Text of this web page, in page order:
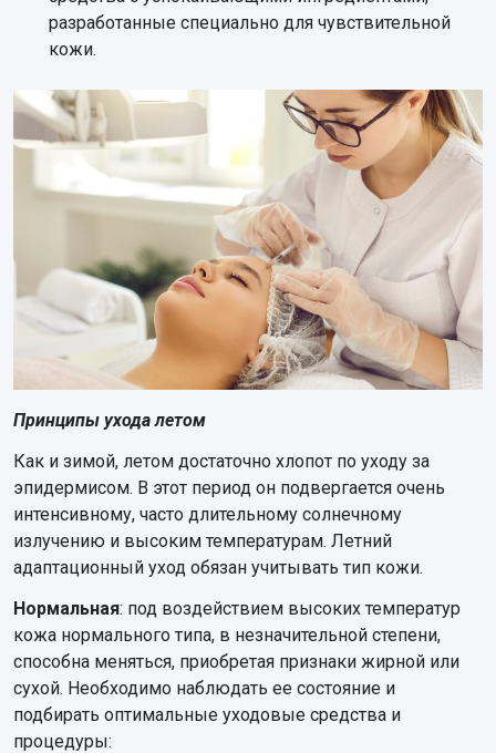
разработанные специально для чувствительной
кожи.
Принципы ухода летом
Как и зимой, летом достаточно хлопот по уходу за
эпидермисом. В этот период он подвергается очень
интенсивному, часто длительному солнечному
излучению и высоким температурам. Летний
адаптационный уход обязан учитывать тип кожи.
Нормальная: под воздействием высоких температур
кожа нормального типа, в незначительной степени,
способна меняться, приобретая признаки жирной или
сухой. Необходимо наблюдать ее состояние и
подбирать оптимальные уходовые средства и
процедуры: